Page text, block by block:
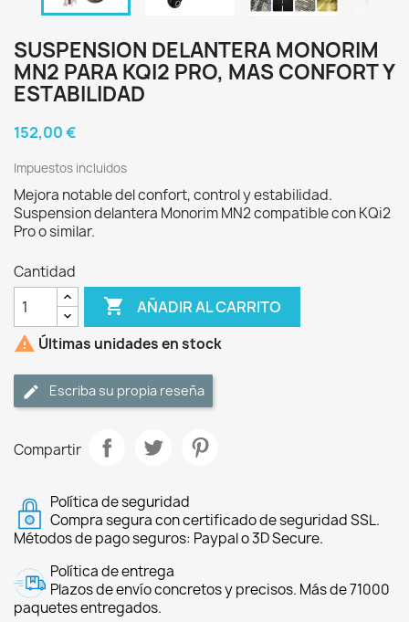
SUSPENSION DELANTERA MONORIM
MN2 PARA KQI2 PRO, MAS CONFORT Y
ESTABILIDAD
152,00 €
Impuestos incluidos
Mejora notable del confort, control y estabilidad.
Suspension delantera Monorim MN2 compatible con KQi2
Pro o similar.
Cantidad
 AÑADIR AL CARRITO
 Últimas unidades en stock
Escriba su propia reseña
Compartir
Política de seguridad
Compra segura con certificado de seguridad SSL.
Métodos de pago seguros: Paypal o 3D Secure.
Política de entrega
Plazos de envío concretos y precisos. Más de 71000
paquetes entregados.